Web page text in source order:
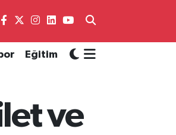
Eğitim
ve